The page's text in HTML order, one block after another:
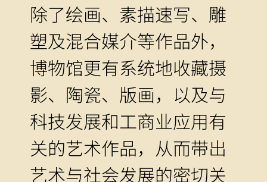
除了绘画、素描速写、雕
塑及混合媒介等作品外，
博物馆更有系统地收藏摄
影、陶瓷、版画，以及与
科技发展和工商业应用有
关的艺术作品，从而带出
艺术与社会发展的密切关